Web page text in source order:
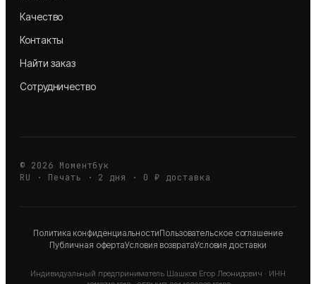
Качество
Контакты
Найти заказ
Сотрудничество
© 2026
Моментбук
RU · Печать · 2 дня · 0 ₽ доставка
Политика конфиденциальностиПользовательское соглашение
Публичная офертаУсловия возвратаУсловия доставки
Индивидуальный предприниматель Шашков Егор Леонидович · ИНН